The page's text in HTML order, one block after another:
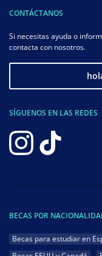
CONTÁCTANOS
Si necesitas ayuda o
contacta con nosotros.
SÍGUENOS EN LAS REDES
BECAS POR
Becas para estudiar en